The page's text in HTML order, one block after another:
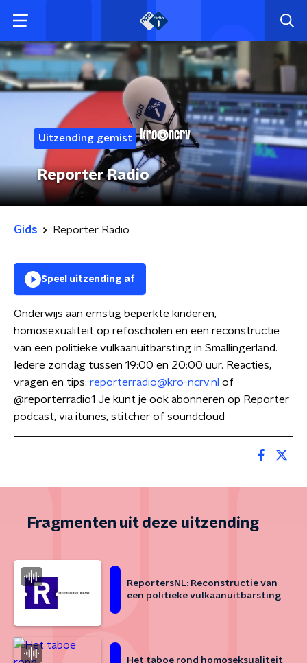
Uitzending gemist
Reporter Radio
Gids Reporter Radio
Speel uitzending af
Onderwijs aan ernstig beperkte kinderen,
homosexualiteit op refoscholen en een reconstructie
van een politieke vulkaanuitbarsting in Smallingerland.
Iedere zondag tussen 19:00 en 20:00 uur. Reacties,
vragen en tips: reporterradio@kro-ncrv.nl of
@reporterradio1 Je kunt je ook abonneren op Reporter
podcast, via itunes, stitcher of soundcloud
Fragmenten uit deze uitzending
ReportersNL: Reconstructie van
een politieke vulkaanuitbarsting
Het taboe rond homoseksualiteit